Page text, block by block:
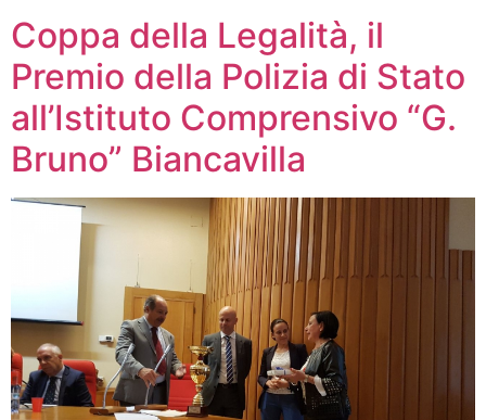
Coppa della Legalità, il
Premio della Polizia di Stato
all’Istituto Comprensivo “G.
Bruno” Biancavilla